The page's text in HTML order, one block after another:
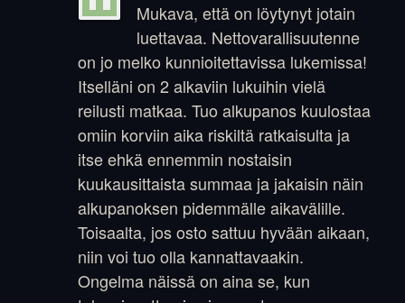
Mukava, että on löytynyt jotain
luettavaa. Nettovarallisuutenne
on jo melko kunnioitettavissa lukemissa!
Itselläni on 2 alkaviin lukuihin vielä
reilusti matkaa. Tuo alkupanos kuulostaa
omiin korviin aika riskiltä ratkaisulta ja
itse ehkä ennemmin nostaisin
kuukausittaista summaa ja jakaisin näin
alkupanoksen pidemmälle aikavälille.
Toisaalta, jos osto sattuu hyvään aikaan,
niin voi tuo olla kannattavaakin.
Ongelma näissä on aina se, kun